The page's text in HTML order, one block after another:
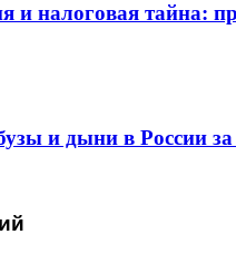
и налоговая тайна:
и дыни в России